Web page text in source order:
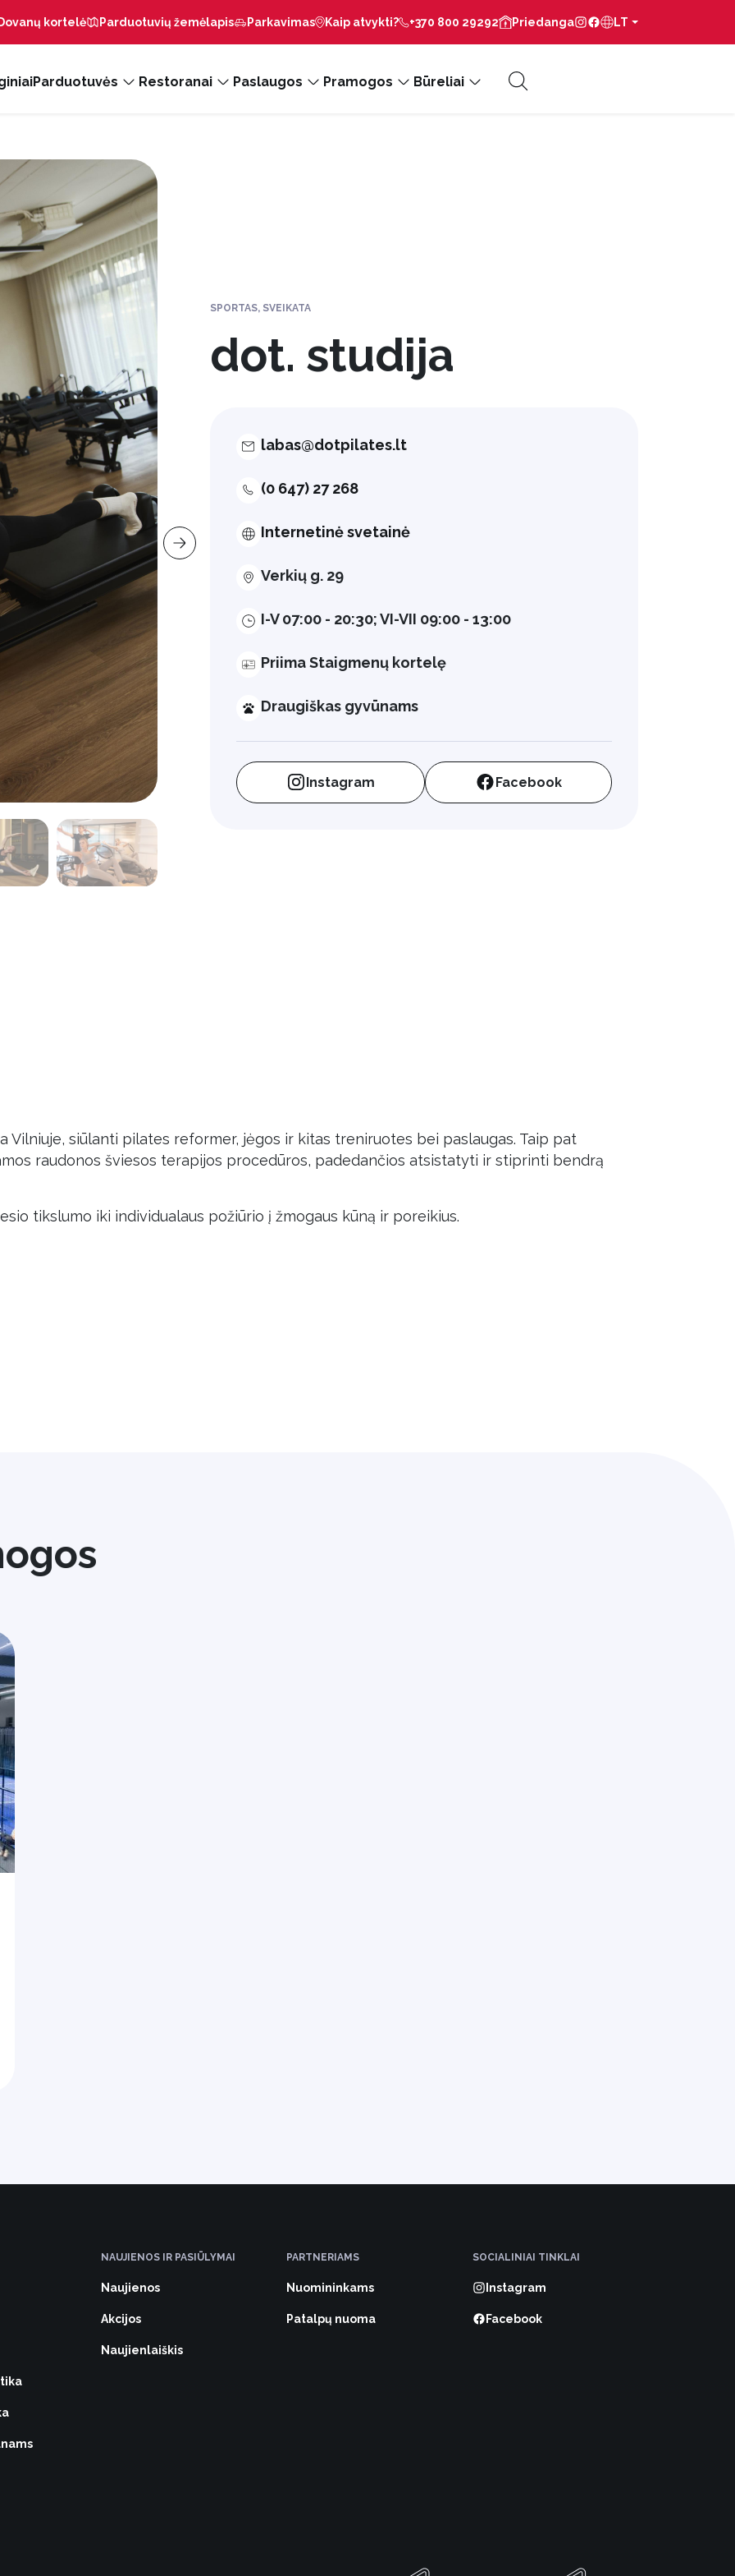
kortelė Parduotuvių žemėlapis Parkavimas Kaip atvykti? +370 800 29292 Priedanga LT
Parduotuvės Restoranai Paslaugos Pramogos Būreliai
SPORTAS, SVEIKATA
dot. studija
labas@dotpilates.lt
(0 647) 27 268
Internetinė svetainė
Verkių g. 29
I-V 07:00 - 20:30; VI-VII 09:00 - 13:00
Priima Staigmenų kortelę
Draugiškas gyvūnams
Instagram Facebook
Vilniuje, siūlanti pilates reformer, jėgos ir kitas treniruotes bei paslaugas. Taip pat
raudonos šviesos terapijos procedūros, padedančios atsistatyti ir stiprinti bendrą
tikslumo iki individualaus požiūrio į žmogaus kūną ir poreikius.
NAUJIENOS IR PASIŪLYMAI
Naujienos
Akcijos
Naujienlaiškis
PARTNERIAMS
Nuomininkams
Patalpų nuoma
SOCIALINIAI TINKLAI
Instagram
Facebook